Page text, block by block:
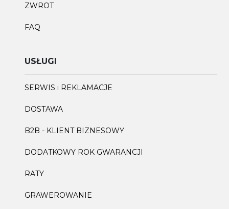
ZWROT
FAQ
USŁUGI
SERWIS i REKLAMACJE
DOSTAWA
B2B - KLIENT BIZNESOWY
DODATKOWY ROK GWARANCJI
RATY
GRAWEROWANIE